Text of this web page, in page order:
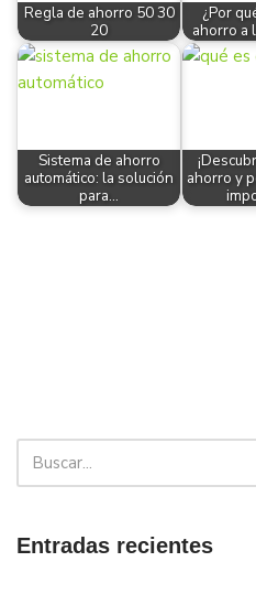
Regla de ahorro 50 30
20
¿Por
ahorro a
Sistema de ahorro
automático: la solución
para…
ahorro y
Entradas recientes